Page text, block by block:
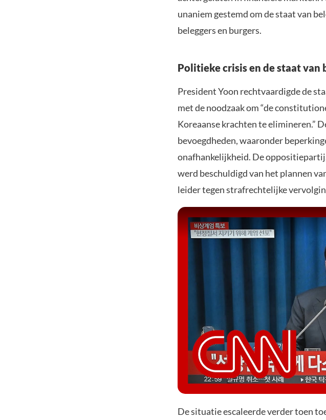
unaniem gestemd om de staat van
beleggers en burgers.
Politieke crisis en de staat van
President Yoon rechtvaardigde de
met de noodzaak om “de
Koreaanse krachten te elimineren.”
bevoegdheden, waaronder
onafhankelijkheid. De
werd beschuldigd van het plannen
leider tegen strafrechtelijke
De situatie escaleerde verder toen